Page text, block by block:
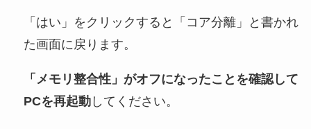
「はい」をクリックすると「コア分離」と書かれ
た画面に戻ります。
「メモリ整合性」がオフになったことを確認して
PCを再起動してください。